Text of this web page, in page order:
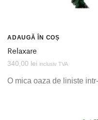
ADAUGĂ ÎN COȘ
Relaxare
340,00 lei inclusiv TVA
O mica oaza de liniste